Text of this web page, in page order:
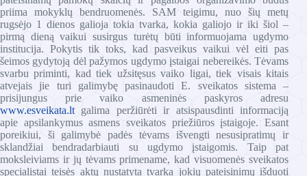
priima mokyklų bendruomenės. SAM teigimu, nuo šių metų
rugsėjo 1 dienos galioja tokia tvarka, kokia galiojo ir iki šiol –
pirmą dieną vaikui susirgus turėtų būti informuojama ugdymo
institucija. Pokytis tik toks, kad pasveikus vaikui vėl eiti pas
šeimos gydytoją dėl pažymos ugdymo įstaigai nebereikės. Tėvams
svarbu priminti, kad tiek užsitęsus vaiko ligai, tiek visais kitais
atvejais jie turi galimybę pasinaudoti E. sveikatos sistema –
prisijungus prie vaiko asmeninės paskyros adresu
www.esveikata.lt galima peržiūrėti ir atsispausdinti informaciją
apie apsilankymus asmens sveikatos priežiūros įstaigoje. Esant
poreikiui, ši galimybė padės tėvams išvengti nesusipratimų ir
sklandžiai bendradarbiauti su ugdymo įstaigomis. Taip pat
moksleiviams ir jų tėvams primename, kad visuomenės sveikatos
specialistai teisės aktų nustatyta tvarka jokių pateisinimų išduoti